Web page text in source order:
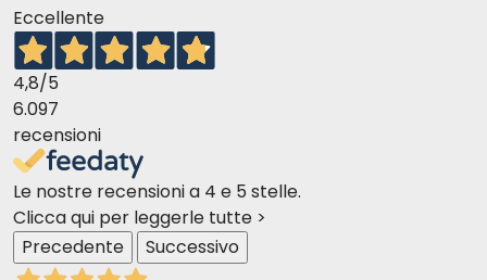
Eccellente
4,8/5
6.097
recensioni
Le nostre recensioni a 4 e 5 stelle.
Clicca qui per leggerle tutte >
Precedente
Successivo